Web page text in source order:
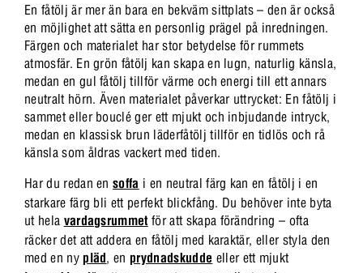
En fåtölj är mer än bara en bekväm sittplats – den är också
en möjlighet att sätta en personlig prägel på inredningen.
Färgen och materialet har stor betydelse för rummets
atmosfär. En grön fåtölj kan skapa en lugn, naturlig känsla,
medan en gul fåtölj tillför värme och energi till ett annars
neutralt hörn. Även materialet påverkar uttrycket: En fåtölj i
sammet eller bouclé ger ett mjukt och inbjudande intryck,
medan en klassisk brun läderfåtölj tillför en tidlös och rå
känsla som åldras vackert med tiden.
Har du redan ensoffa i en neutral färg kan en fåtölj i en
starkare färg bli ett perfekt blickfång. Du behöver inte byta
ut hela vardagsrummet för att skapa förändring – ofta
räcker det att addera en fåtölj med karaktär, eller styla den
med en ny pläd, en prydnadskudde eller ett mjukt